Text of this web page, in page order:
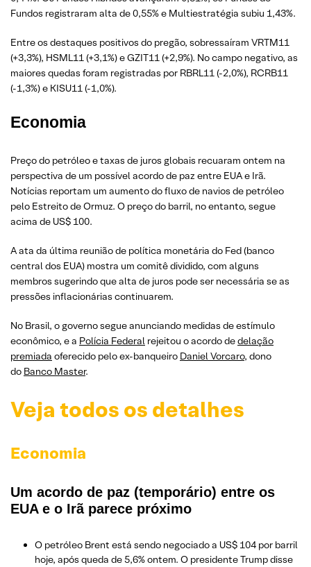
Fundos registraram alta de 0,55% e Multiestratégia subiu 1,43%.
Entre os destaques positivos do pregão, sobressaíram VRTM11
(+3,3%), HSML11 (+3,1%) e GZIT11 (+2,9%). No campo negativo, as
maiores quedas foram registradas por RBRL11 (-2,0%), RCRB11
(-1,3%) e KISU11 (-1,0%).
Economia
Preço do petróleo e taxas de juros globais recuaram ontem na
perspectiva de um possível acordo de paz entre EUA e Irã.
Notícias reportam um aumento do fluxo de navios de petróleo
pelo Estreito de Ormuz. O preço do barril, no entanto, segue
acima de US$ 100.
A ata da última reunião de política monetária do Fed (banco
central dos EUA) mostra um comitê dividido, com alguns
membros sugerindo que alta de juros pode ser necessária se as
pressões inflacionárias continuarem.
No Brasil, o governo segue anunciando medidas de estímulo
econômico, e a Polícia Federal rejeitou o acordo dedelação
premiada oferecido pelo ex-banqueiro Daniel Vorcaro, dono
do Banco Master.
Veja todos os detalhes
Economia
Um acordo de paz (temporário) entre os
EUA e o Irã parece próximo
O petróleo Brent está sendo negociado a US$ 104 por barril
hoje, após queda de 5,6% ontem. O presidente Trump disse